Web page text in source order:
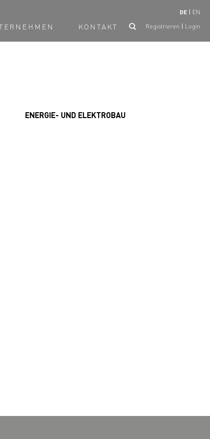
DE EN
KONTAKT Registrieren Login
ENERGIE- UND ELEKTROBAU